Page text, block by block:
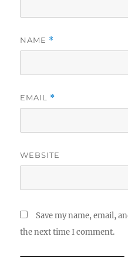
NAME *
EMAIL *
WEBSITE
Save my name, email,
the next time I comment.